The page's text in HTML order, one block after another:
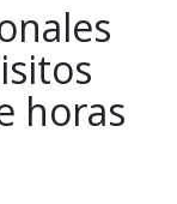
horas